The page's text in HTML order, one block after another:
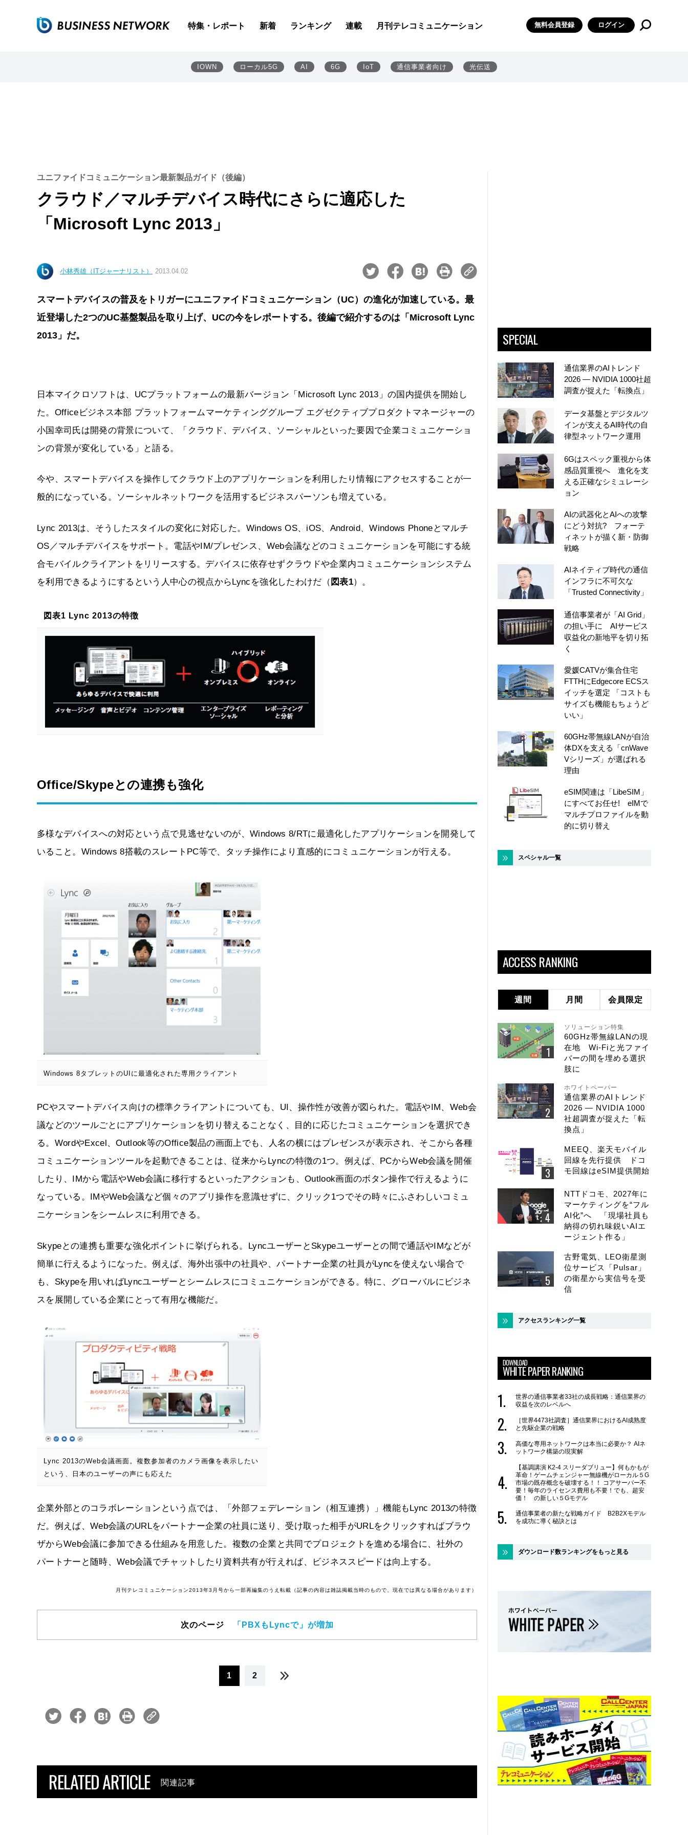
特集・レポート 新着 ランキング 連載 月刊テレコミュニケーション 無料会員登録 ログイン
IOWN ローカル5G AI 6G IoT 通信事業者向け 光伝送
ユニファイドコミュニケーション最新製品ガイド（後編）
クラウド／マルチデバイス時代にさらに適応した
「Microsoft Lync 2013」
小林秀雄（ITジャーナリスト） 2013.04.02
スマートデバイスの普及をトリガーにユニファイドコミュニケーション（UC）の進化が加速している。最
近登場した2つのUC基盤製品を取り上げ、UCの今をレポートする。後編で紹介するのは「Microsoft Lync
2013」だ。
日本マイクロソフトは、UCプラットフォームの最新バージョン「Microsoft Lync 2013」の国内提供を開始し
た。Officeビジネス本部 プラットフォームマーケティンググループ エグゼクティブプロダクトマネージャーの
小国幸司氏は開発の背景について、「クラウド、デバイス、ソーシャルといった要因で企業コミュニケーショ
ンの背景が変化している」と語る。
今や、スマートデバイスを操作してクラウド上のアプリケーションを利用したり情報にアクセスすることが一
般的になっている。ソーシャルネットワークを活用するビジネスパーソンも増えている。
Lync 2013は、そうしたスタイルの変化に対応した。Windows OS、iOS、Android、Windows Phoneとマルチ
OS／マルチデバイスをサポート。電話やIM/プレゼンス、Web会議などのコミュニケーションを可能にする統
合モバイルクライアントをリリースする。デバイスに依存せずクラウドや企業内コミュニケーションシステム
を利用できるようにするという人中心の視点からLyncを強化したわけだ（ 図表1）。
図表1 Lync 2013の特徴
Office/Skypeとの連携も強化
多様なデバイスへの対応という点で見逃せないのが、Windows 8/RTに最適化したアプリケーションを開発して
いること。Windows 8搭載のスレートPC等で、タッチ操作により直感的にコミュニケーションが行える。
Windows 8タブレットのUIに最適化された専用クライアント
PCやスマートデバイス向けの標準クライアントについても、UI、操作性が改善が図られた。電話やIM、Web会
議などのツールごとにアプリケーションを切り替えることなく、目的に応じたコミュニケーションを選択でき
る。WordやExcel、Outlook等のOffice製品の画面上でも、人名の横にはプレゼンスが表示され、そこから各種
コミュニケーションツールを起動できることは、従来からLyncの特徴の1つ。例えば、PCからWeb会議を開催
したり、IMから電話やWeb会議に移行するといったアクションも、Outlook画面のボタン操作で行えるように
なっている。IMやWeb会議など個々のアプリ操作を意識せずに、クリック1つでその時々にふさわしいコミュ
ニケーションをシームレスに利用できる。
Skypeとの連携も重要な強化ポイントに挙げられる。LyncユーザーとSkypeユーザーとの間で通話やIMなどが
簡単に行えるようになった。例えば、海外出張中の社員や、パートナー企業の社員がLyncを使えない場合で
も、Skypeを用いればLyncユーザーとシームレスにコミュニケーションができる。特に、グローバルにビジネ
スを展開している企業にとって有用な機能だ。
Lync 2013のWeb会議画面。複数参加者のカメラ画像を表示したい
という、日本のユーザーの声にも応えた
企業外部とのコラボレーションという点では、「外部フェデレーション（相互連携）」機能もLync 2013の特徴
だ。例えば、Web会議のURLをパートナー企業の社員に送り、受け取った相手がURLをクリックすればブラウ
ザからWeb会議に参加できる仕組みを用意した。複数の企業と共同でプロジェクトを進める場合に、社外の
パートナーと随時、Web会議でチャットしたり資料共有が行えれば、ビジネススピードは向上する。
月刊テレコミュニケーション2013年3月号から一部再編集のうえ転載（記事の内容は雑誌掲載当時のもので、現在では異なる場合があります）
次のページ 「PBXもLyncで」が増加
1 2
RELATED ARTICLE 関連記事
SPECIAL
通信業界のAIトレンド
2026 ― NVIDIA 1000社超
調査が捉えた「転換点」
データ基盤とデジタルツ
インが支えるAI時代の自
律型ネットワーク運用
6Gはスペック重視から体
感品質重視へ 進化を支
える正確なシミュレーシ
ョン
AIの武器化とAIへの攻撃
にどう対抗? フォーテ
ィネットが描く新・防御
戦略
AIネイティブ時代の通信
インフラに不可欠な
「Trusted Connectivity」
通信事業者が「AI Grid」
の担い手に AIサービス
収益化の新地平を切り拓
く
愛媛CATVが集合住宅
FTTHにEdgecore ECSス
イッチを選定 「コストも
サイズも機能もちょうど
いい」
60GHz帯無線LANが自治
体DXを支える「cnWave
Vシリーズ」が選ばれる
理由
eSIM関連は「LibeSIM」
にすべてお任せ! eIMで
マルチプロファイルを動
的に切り替え
スペシャル一覧
ACCESS RANKING
週間 月間 会員限定
ソリューション特集
60GHz帯無線LANの現
在地 Wi-Fiと光ファイ
バーの間を埋める選択
肢に
ホワイトペーパー
通信業界のAIトレンド
2026 ― NVIDIA 1000
社超調査が捉えた「転
換点」
MEEQ、楽天モバイル
回線を先行提供 ドコ
モ回線はeSIM提供開始
NTTドコモ、2027年に
マーケティングを“フル
AI化”へ 「現場社員も
納得の切れ味鋭いAIエ
ージェント作る」
古野電気、LEO衛星測
位サービス「Pulsar」
の衛星から実信号を受
信
アクセスランキング一覧
DOWNLOAD
WHITE PAPER RANKING
世界の通信事業者33社の成長戦略：通信業界の
収益を次のレベルへ
［世界4473社調査］通信業界におけるAI成熟度
と先駆企業の戦略
高価な専用ネットワークは本当に必要か？ AIネ
ットワーク構築の現実解
【基調講演 K2-4 スリーダブリュー】何もかもが
革命！ゲームチェンジャー無線機がローカル５G
市場の既存概念を破壊する！！ コアサーバー不
要！毎年のライセンス費用も不要！でも、超安
価！ の新しい５Gモデル
通信事業者の新たな戦略ガイド B2B2Xモデル
を成功に導く秘訣とは
ダウンロード数ランキングをもっと見る